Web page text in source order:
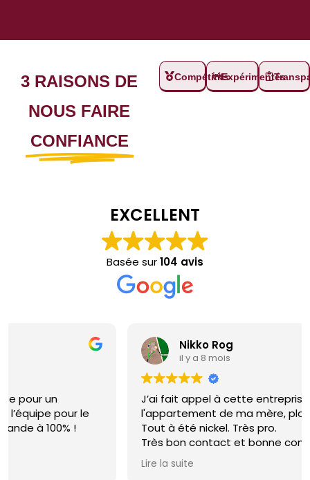
3 RAISONS DE
NOUS FAIRE
CONFIANCE
CompétitifsExpérimentés
EXCELLENT
Basée sur104 avis
Nikko Rog
J’ai fait appel à cette entreprise pour vider
l'appartement de ma mère, placée en Ehpad.
Tout à été nickel. Très pro.
Très bon contact et bonne communication avec
M. Garbay dès le départ. Pas de mauvaise
surprise : tout ce que nous avions convenu a été